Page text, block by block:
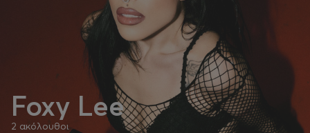
Foxy Lee
2 ακόλουθοι